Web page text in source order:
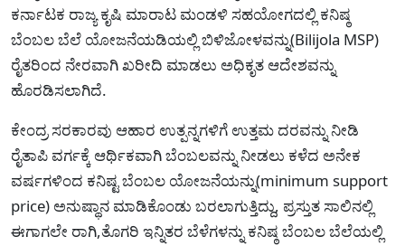
ಕರ್ನಾಟಕ ರಾಜ್ಯ ಕೃಷಿ ಮಾರಾಟ ಮಂಡಳಿ ಸಹಯೋಗದಲ್ಲಿ ಕನಿಷ್ಠ
ಬೆಂಬಲ ಬೆಲೆ ಯೋಜನೆಯಡಿಯಲ್ಲಿ ಬಿಳಿಜೋಳವನ್ನು(Bilijola MSP)
ರೈತರಿಂದ ನೇರವಾಗಿ ಖರೀದಿ ಮಾಡಲು ಅಧಿಕೃತ ಆದೇಶವನ್ನು
ಹೊರಡಿಸಲಾಗಿದೆ.
ಕೇಂದ್ರ ಸರಕಾರವು ಆಹಾರ ಉತ್ಪನ್ನಗಳಿಗೆ ಉತ್ತಮ ದರವನ್ನು ನೀಡಿ
ರೈತಾಪಿ ವರ್ಗಕ್ಕೆ ಆರ್ಥಿಕವಾಗಿ ಬೆಂಬಲವನ್ನು ನೀಡಲು ಕಳೆದ ಅನೇಕ
ವರ್ಷಗಳಿಂದ ಕನಿಷ್ಟ ಬೆಂಬಲ ಯೋಜನೆಯನ್ನು(minimum support
price) ಅನುಷ್ಥಾನ ಮಾಡಿಕೊಂಡು ಬರಲಾಗುತ್ತಿದ್ದು, ಪ್ರಸ್ತುತ ಸಾಲಿನಲ್ಲಿ
ಈಗಾಗಲೇ ರಾಗಿ,ತೊಗರಿ ಇನ್ನಿತರ ಬೆಳೆಗಳನ್ನು ಕನಿಷ್ಠ ಬೆಂಬಲ ಬೆಲೆಯಲ್ಲಿ